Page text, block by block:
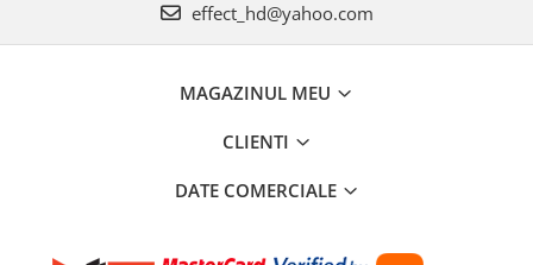
effect_hd@yahoo.com
MAGAZINUL MEU
CLIENTI
DATE COMERCIALE